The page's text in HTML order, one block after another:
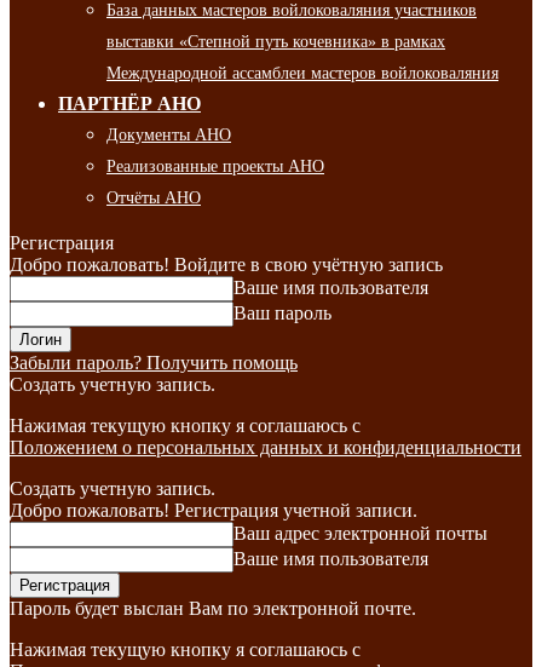
База данных мастеров войлоковаляния участников
выставки «Степной путь кочевника» в рамках
Международной ассамблеи мастеров войлоковаляния
ПАРТНЁР АНО
Документы АНО
Реализованные проекты АНО
Отчёты АНО
Регистрация
Добро пожаловать! Войдите в свою учётную запись
Ваше имя пользователя
Ваш пароль
Забыли пароль? Получить помощь
Создать учетную запись.
Нажимая текущую кнопку я соглашаюсь с
Положением о персональных данных и конфиденциальности
Создать учетную запись.
Добро пожаловать! Регистрация учетной записи.
Ваш адрес электронной почты
Ваше имя пользователя
Пароль будет выслан Вам по электронной почте.
Нажимая текущую кнопку я соглашаюсь с